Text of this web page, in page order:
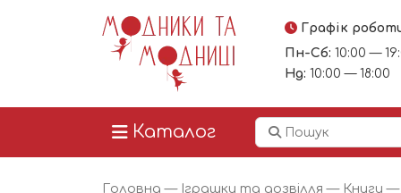
Графік
Пн-Сб: 10:00 —
Нд: 10:00 — 18:00
Каталог
Головна — Іграшки та дозвілля — Книги